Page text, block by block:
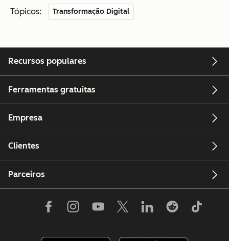
Tópicos: Transformação Digital
Recursos populares
Ferramentas gratuitas
Empresa
Clientes
Parceiros